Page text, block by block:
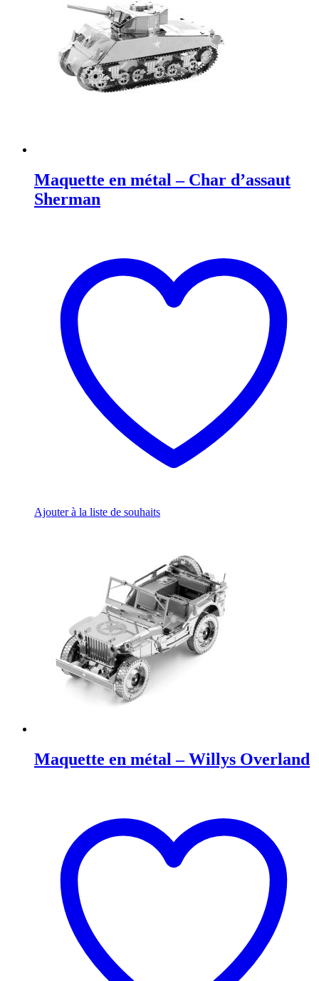
Maquette en métal – Char d’assaut
Sherman
Ajouter à la liste de souhaits
Maquette en métal – Willys Overland